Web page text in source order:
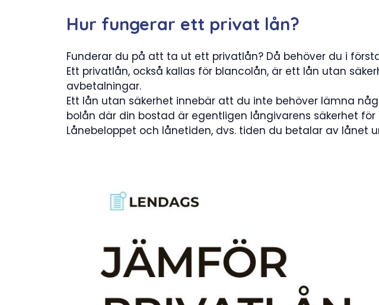
Hur fungerar ett privat lån?
Funderar du på att ta ut ett privatlån? Då behöver du i
Ett privatlån, också kallas för blancolån, är ett lån utan
avbetalningar.
Ett lån utan säkerhet innebär att du inte behöver lämna
bolån där din bostad är egentligen långivarens säkerhet för
Lånebeloppet och lånetiden, dvs. tiden du betalar av